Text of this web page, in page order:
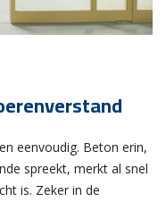
eenvoudig. Beton erin,
spreekt, merkt al snel
is. Zeker in de